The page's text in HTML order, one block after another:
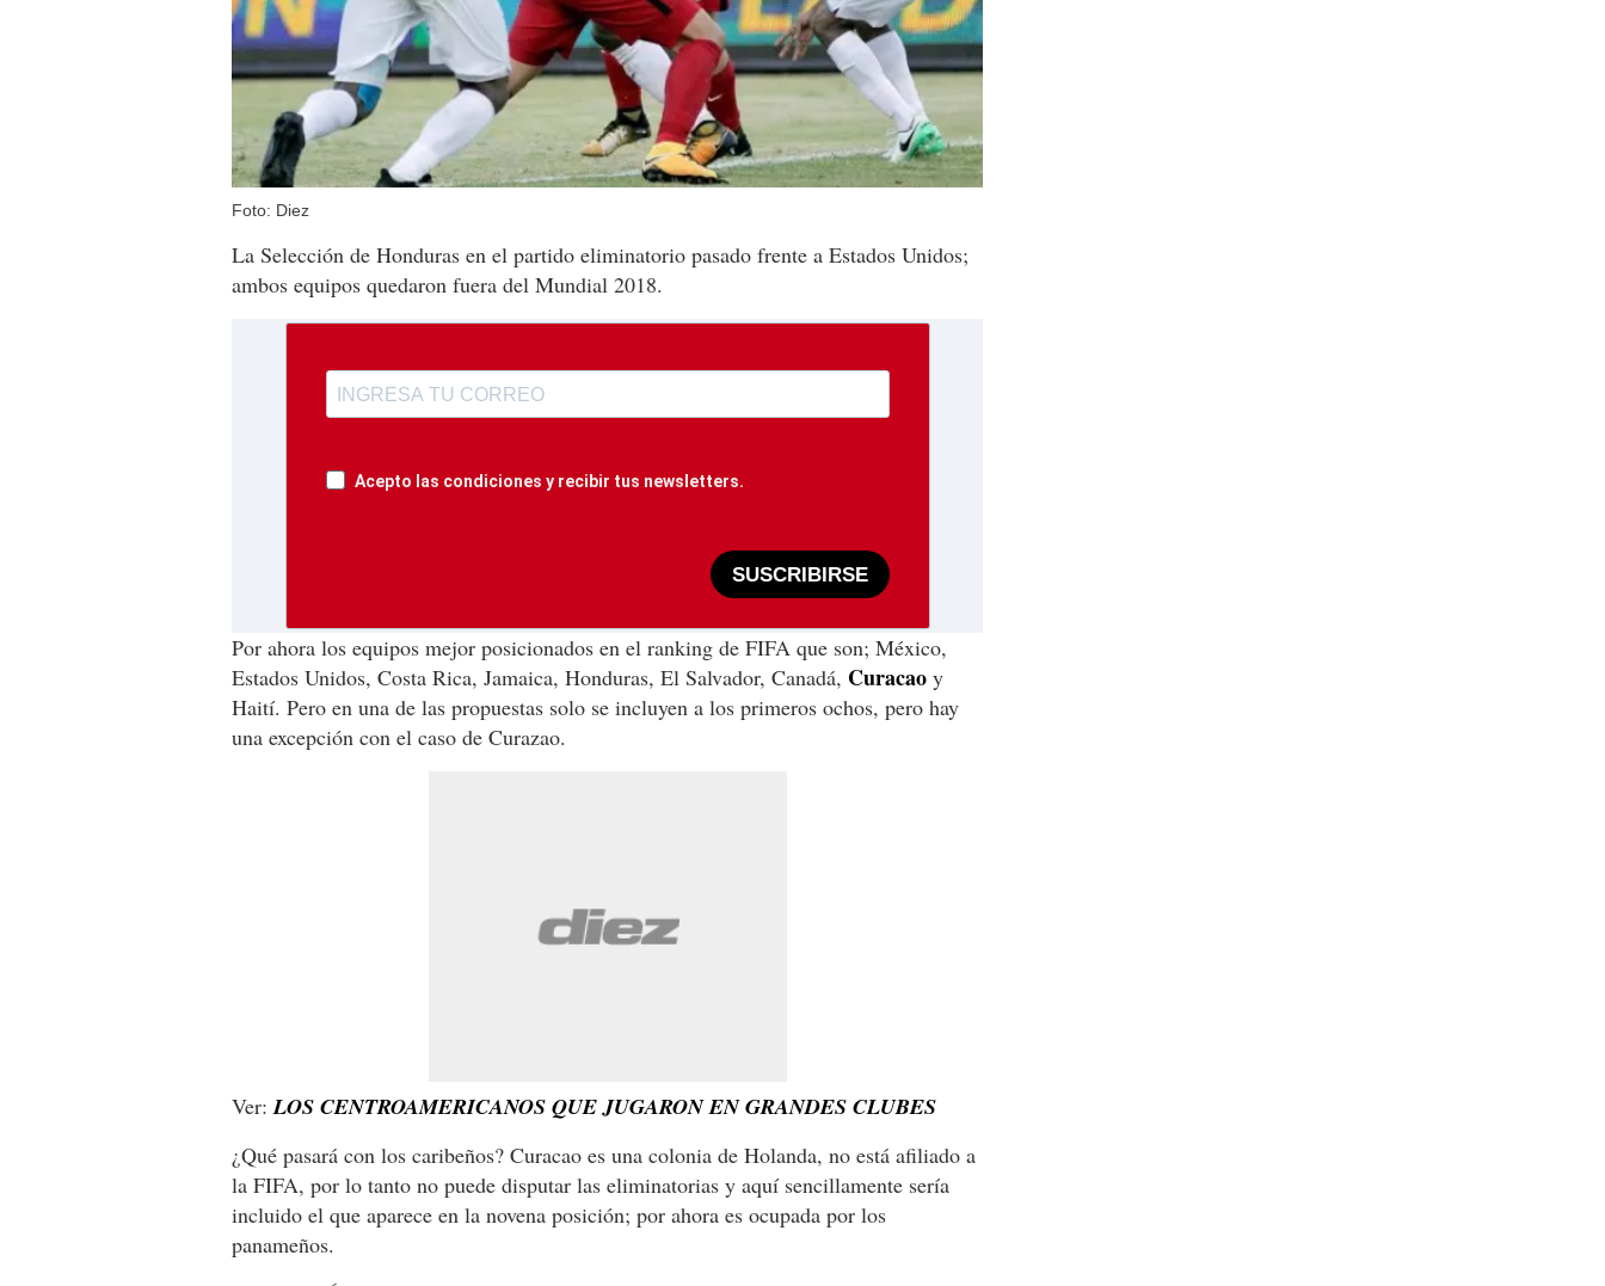
Foto: Diez
La Selección de Honduras en el partido eliminatorio pasado frente a Estados Unidos;
ambos equipos quedaron fuera del Mundial 2018.
Acepto las condiciones y recibir tus newsletters.
SUSCRIBIRSE
Por ahora los equipos mejor posicionados en el ranking de FIFA que son; México,
Estados Unidos, Costa Rica, Jamaica, Honduras, El Salvador, Canadá, Curacao y
Haití. Pero en una de las propuestas solo se incluyen a los primeros ochos, pero hay
una excepción con el caso de Curazao.
Ver:LOS CENTROAMERICANOS QUE JUGARON EN GRANDES CLUBES
¿Qué pasará con los caribeños? Curacao es una colonia de Holanda, no está afiliado a
la FIFA, por lo tanto no puede disputar las eliminatorias y aquí sencillamente sería
incluido el que aparece en la novena posición; por ahora es ocupada por los
panameños.